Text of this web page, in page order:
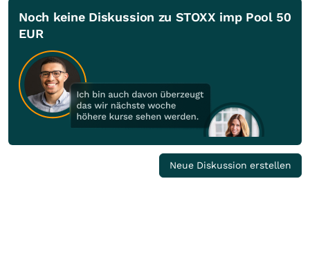
Noch keine Diskussion zu STOXX imp Pool 50
EUR
Neue Diskussion erstellen